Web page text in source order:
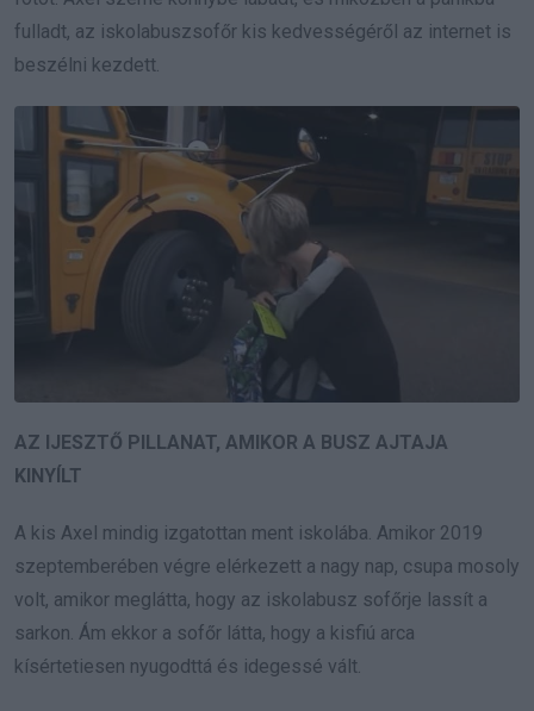
fulladt, az iskolabuszsofőr kis kedvességéről az internet is
beszélni kezdett.
AZ IJESZTŐ PILLANAT, AMIKOR A BUSZ AJTAJA
KINYÍLT
A kis Axel mindig izgatottan ment iskolába. Amikor 2019
szeptemberében végre elérkezett a nagy nap, csupa mosoly
volt, amikor meglátta, hogy az iskolabusz sofőrje lassít a
sarkon. Ám ekkor a sofőr látta, hogy a kisfiú arca
kísértetiesen nyugodttá és idegessé vált.